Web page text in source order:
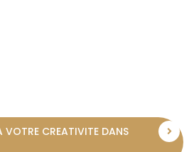
VOTRE CREATIVITE DANS